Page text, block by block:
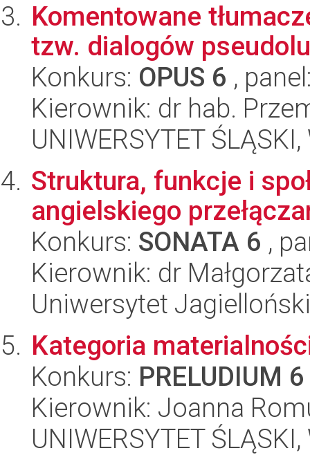
Komentowane
tzw. dialogów
Konkurs: OPUS 6 ,
Kierownik: dr hab.
UNIWERSYTET
Struktura, funkcje i
angielskiego
Konkurs: SONATA 6 ,
Kierownik: dr
Uniwersytet
Kategoria
Konkurs: PRELUDIUM 6
Kierownik: Joanna
UNIWERSYTET